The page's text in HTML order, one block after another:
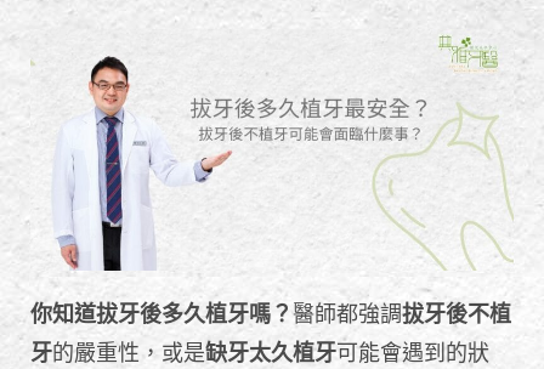
你知道拔牙後多久植牙嗎？醫師都強調拔牙後不植
牙的嚴重性，或是缺牙太久植牙可能會遇到的狀